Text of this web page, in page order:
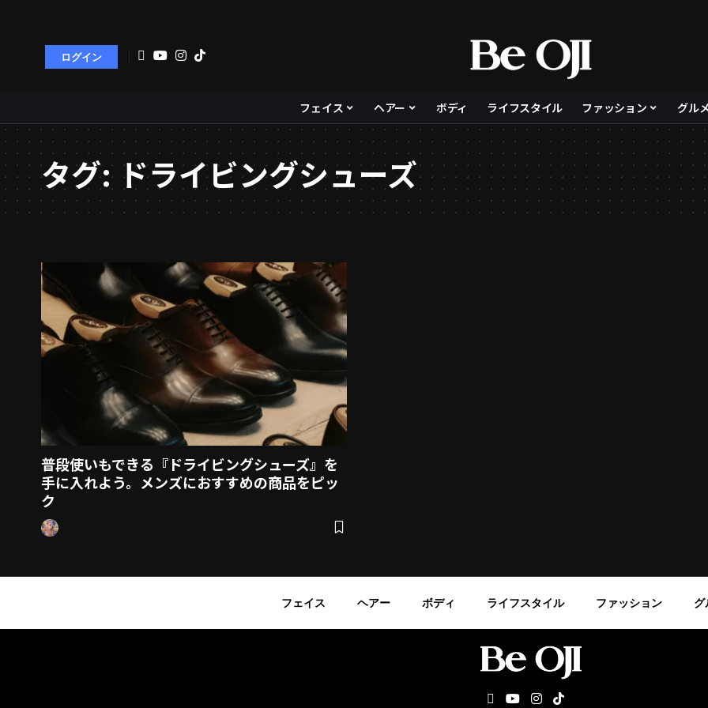
ログイン
フェイス ヘアー ボディ ライフスタイル ファッション グル
タグ: ドライビングシューズ
普段使いもできる『ドライビングシューズ』を
手に入れよう。メンズにおすすめの商品をピッ
ク
フェイス ヘアー ボディ ライフスタイル ファッション グ